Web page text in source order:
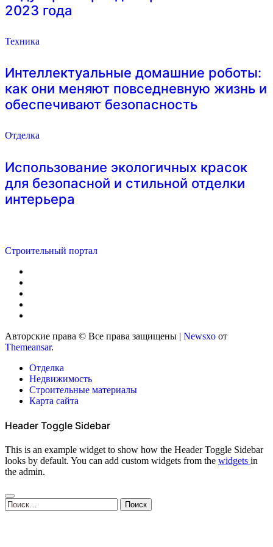
2023 года
Техника
Интеллектуальные домашние роботы:
как они меняют повседневную жизнь и
обеспечивают безопасность
Отделка
Использование экологичных красок
для безопасной и стильной отделки
интерьера
Строительный портал
Авторские права © Все права защищены | Newsxo от
Themeansar.
Отделка
Недвижимость
Строительные материалы
Карта сайта
Header Toggle Sidebar
This is an example widget to show how the Header Toggle Sidebar
looks by default. You can add custom widgets from the widgets in
the admin.
Найти: